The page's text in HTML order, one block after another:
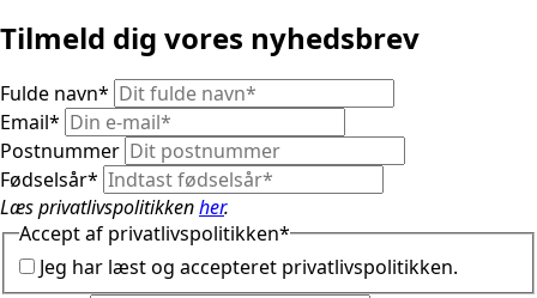
Tilmeld dig vores nyhedsbrev
Fulde navn*
Email*
Postnummer
Fødselsår*
Læs privatlivspolitikkenher.
Accept af privatlivspolitikken*
Jeg har læst og accepteret privatlivspolitikken.